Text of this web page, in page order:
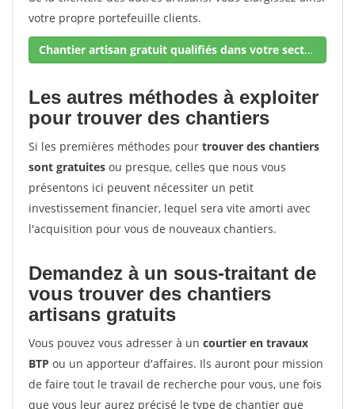
votre propre portefeuille clients.
Chantier artisan gratuit qualifiés dans votre secteur !
Les autres méthodes à exploiter
pour trouver des chantiers
Si les premières méthodes pour trouver des chantiers
sont gratuites ou presque, celles que nous vous
présentons ici peuvent nécessiter un petit
investissement financier, lequel sera vite amorti avec
l'acquisition pour vous de nouveaux chantiers.
Demandez à un sous-traitant de
vous trouver des chantiers
artisans gratuits
Vous pouvez vous adresser à un courtier en travaux
BTP ou un apporteur d'affaires. Ils auront pour mission
de faire tout le travail de recherche pour vous, une fois
que vous leur aurez précisé le type de chantier que